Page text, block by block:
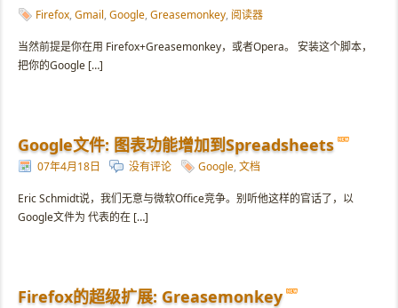
Firefox, Gmail, Google, Greasemonkey, 阅读器
当然前提是你在用 Firefox+Greasemonkey，或者Opera。 安装这个脚本，
把你的Google […]
Google文件: 图表功能增加到Spreadsheets
07年4月18日 没有评论 Google, 文档
Eric Schmidt说，我们无意与微软Office竞争。别听他这样的官话了，以
Google文件为 代表的在 […]
Firefox的超级扩展: Greasemonkey